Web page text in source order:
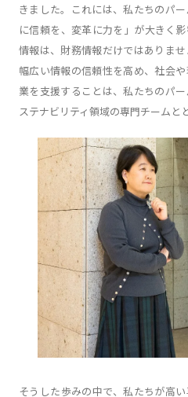
きました。これには、私たちのパ
に信頼を、変革に力を」が大きく
情報は、財務情報だけではありませ
幅広い情報の信頼性を高め、社会
業を支援することは、私たちのパ
ステナビリティ領域の専門チームと
そうした歩みの中で、私たちが高